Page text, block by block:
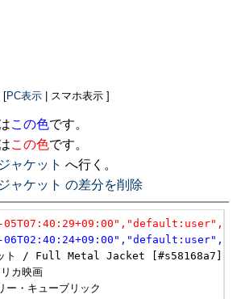
[PC表示 | スマホ表示 ]
この色です。
この色です。
ャケット へ行く。
ャケット の差分を削除
ット / Full Metal Jacket [#s58168a7]
カ映画
ー・キューブリック